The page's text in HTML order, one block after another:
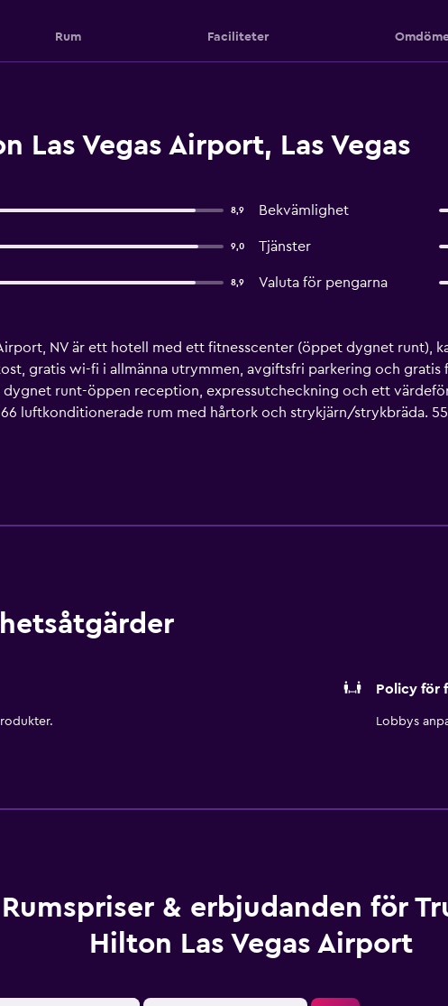
Rum Faciliteter
Las Vegas Airport, Las Vegas
8,9 Bekvämlighet
9,0 Tjänster
8,9 Valuta för pengarna
Airport, NV är ett hotell med ett fitnesscenter (öppet dygnet runt),
gratis wi-fi i allmänna utrymmen, avgiftsfri parkering och
runt-öppen reception, expressutcheckning och ett
luftkonditionerade rum med hårtork och strykjärn/strykbräda.
har dusch och gratis toalettartiklar. Detta hotell i Las Vegas
Boendet tillhandahåller telefon; gratis lokalsamtal ingår
Policy för
Lobbys
Rumspriser & erbjudanden för
Hilton Las Vegas Airport